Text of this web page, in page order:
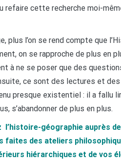
refaire cette recherche moi-
plus l’on se rend compte que
on se rapproche de plus en
à ne se poser que des
ce sont des lectures et des
presque existentiel : il a fallu
s’abandonner de plus en plus.
l’histoire-géographie auprès
faites des ateliers
hiérarchiques et de vos